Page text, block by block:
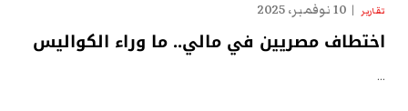
تقارير 10 نوفمبر، 2025
اختطاف مصريين في مالي.. ما وراء الكواليس
…